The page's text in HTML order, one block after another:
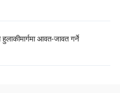
आवत-जावत गर्ने